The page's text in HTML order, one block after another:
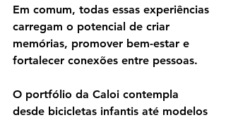
Em comum, todas essas experiências
carregam o potencial de criar
memórias, promover bem-estar e
fortalecer conexões entre pessoas.
O portfólio da Caloi contempla
desde bicicletas infantis até modelos